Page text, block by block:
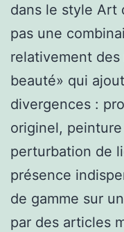
dans le style Art
pas une
relativement
beauté» qui
divergences :
originel,
perturbation de
présence
de gamme sur
par des articles